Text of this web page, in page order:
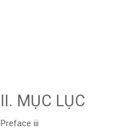
II. MỤC LỤC
Preface iii